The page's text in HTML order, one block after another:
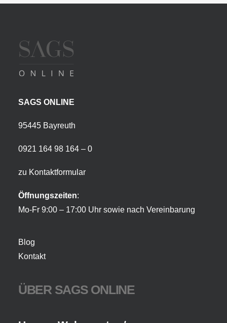
SAGS ONLINE
95445 Bayreuth
0921 164 98 164 – 0
zu Kontaktformular
Öffnungszeiten:
Mo-Fr 9:00 – 17:00 Uhr sowie nach Vereinbarung
Blog
Kontakt
ÜBER SAGS ONLINE